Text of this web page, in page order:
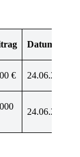
Datum
€ 24.06.21
24.06.21